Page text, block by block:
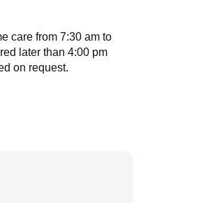
care from 7:30 am to
later than 4:00 pm
on request.